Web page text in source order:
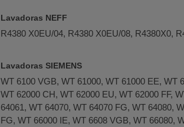
Lavadoras NEFF
R4380 X0EU/04, R4380 X0EU/08, R4380X0,
Lavadoras SIEMENS
WT 6100 VGB, WT 61000, WT 61000 EE, WT
WT 62000 CH, WT 62000 EU, WT 62000 FF,
64061, WT 64070, WT 64070 FG, WT 64080,
FG, WT 66000 IE, WT 6608 VGB, WT 66080,